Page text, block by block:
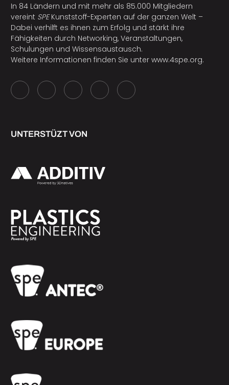
In 84 Ländern und mit mehr als 85.000 Mitgliedern
vereint SPEKunststoff-Experten auf der ganzen Welt –
Dabei verhilft es ihnen zum Erfolg und stärkt ihre
Fähigkeiten durch Networking, Veranstaltungen,
Schulungen und Wissensaustausch.
Weitere Informationen finden Sie unter www.4spe.org.
UNTERSTÜZT VON